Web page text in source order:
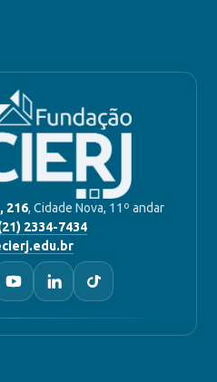
216, Cidade Nova, 11º andar
2334-7434